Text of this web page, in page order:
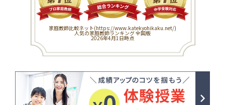
家庭教師比較ネット(https://www.katekyohikaku.net/)
人気の家庭教師ランキング 全国版
2026年4月1日時点